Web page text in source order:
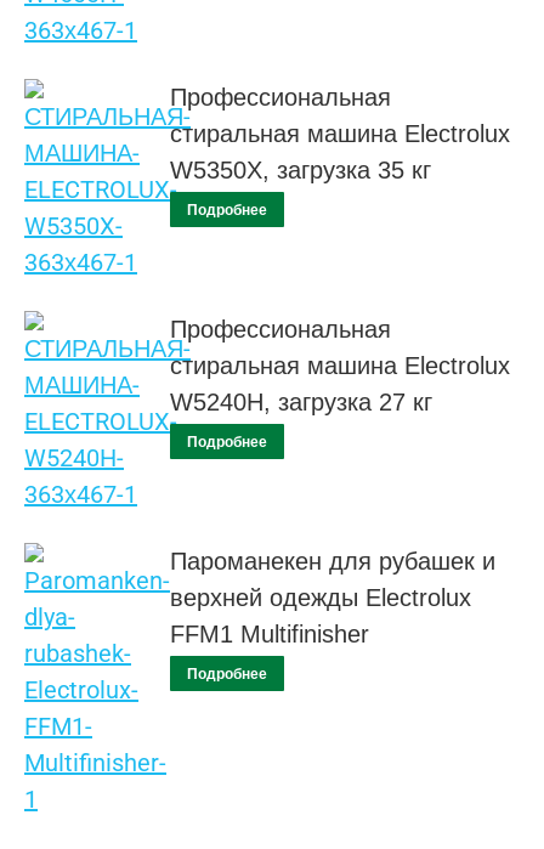
Профессиональная
стиральная машина Electrolux
W5350X, загрузка 35 кг
Подробнее
Профессиональная
стиральная машина Electrolux
W5240H, загрузка 27 кг
Подробнее
Пароманекен для рубашек и
верхней одежды Electrolux
FFM1 Multifinisher
Подробнее